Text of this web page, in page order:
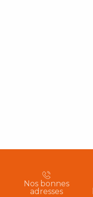
Nos bonnes
adresses